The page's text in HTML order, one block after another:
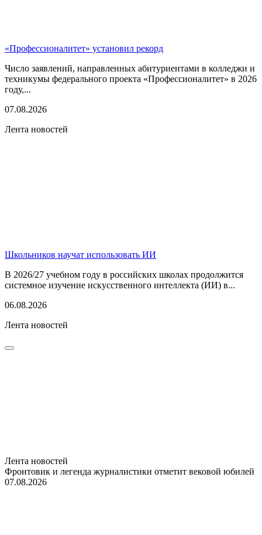
«Профессионалитет» установил рекорд
Число заявлений, направленных абитуриентами в колледжи и
техникумы федерального проекта «Профессионалитет» в 2026
году,...
07.08.2026
Лента новостей
Школьников научат использовать ИИ
В 2026/27 учебном году в российских школах продолжится
системное изучение искусственного интеллекта (ИИ) в...
06.08.2026
Лента новостей
Лента новостей
Фронтовик и легенда журналистики отметит вековой юбилей
07.08.2026